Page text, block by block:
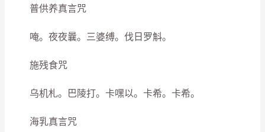
普供养真言咒
唵。夜夜曩。三婆缚。伐日罗斛。
施残食咒
乌机札。巴陵打。卡嘿以。卡希。卡希。
海乳真言咒